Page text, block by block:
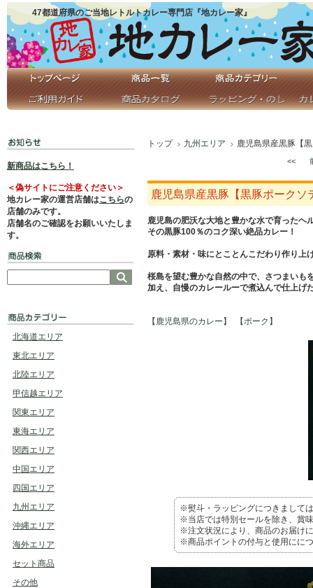
47都道府県のご当地レトルトカレー専門店『地カレー家』
新商品はこちら！
＜偽サイトにご注意ください＞
地カレー家の運営店舗はこちらの
店舗のみです。
店舗名のご確認をお願いいたしま
す。
北海道エリア
東北エリア
北陸エリア
甲信越エリア
関東エリア
東海エリア
関西エリア
中国エリア
四国エリア
九州エリア
沖縄エリア
海外エリア
セット商品
その他
トップ 九州エリア 鹿児島県産黒豚【
<<
鹿児島県産黒豚【黒豚ポークソ
鹿児島の肥沃な大地と豊かな水で育ったヘ
その黒豚100％のコク深い絶品カレー！
原料・素材・味にとことんこだわり作り上
桜島を望む豊かな自然の中で、さつまいも
加え、自慢のカレールーで煮込んで仕上げ
【鹿児島県のカレー】 【ポーク】
※熨斗・ラッピングにつきましては
※当店では特別セールを除き、賞
※注文状況により、商品のお届け
※商品ポイントの付与と使用にに